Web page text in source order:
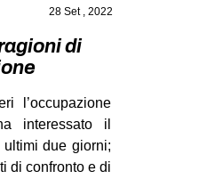
28 Set , 2022
di
l’occupazione
interessato il
due giorni;
di confronto e di